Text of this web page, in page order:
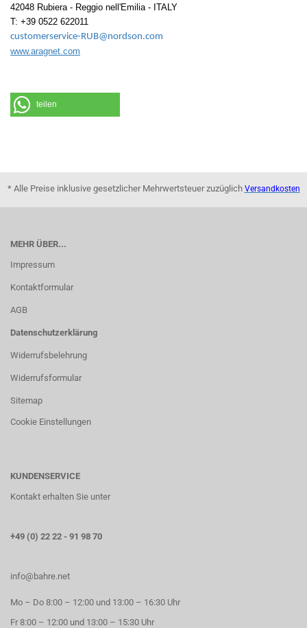
42048 Rubiera - Reggio nell'Emilia - ITALY
T: +39 0522 622011
customerservice-RUB@nordson.com
www.aragnet.com
teilen
* Alle Preise inklusive gesetzlicher Mehrwertsteuer zuzüglich Versandkosten
MEHR ÜBER...
Impressum
Kontaktformular
AGB
Datenschutzerklärung
Widerrufsbelehrung
Widerrufsformular
Sitemap
Cookie Einstellungen
KUNDENSERVICE
Kontakt erhalten Sie unter
+49 (0) 22 22 - 91 98 70
info@bahre.net
Mo – Do 8:00 – 12:00 und 13:00 – 16:30 Uhr
Fr 8:00 – 12:00 und 13:00 – 15:30 Uhr